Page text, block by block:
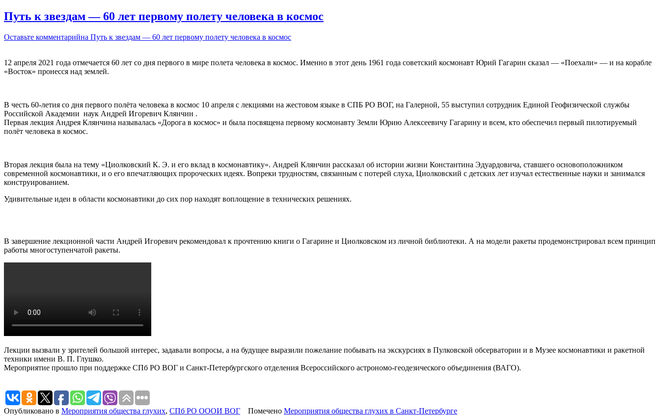
Путь к звездам — 60 лет первому полету человека в космос
Оставьте комментарийна Путь к звездам — 60 лет первому полету человека в космос
12 апреля 2021 года отмечается 60 лет со дня первого в мире полета человека в космос. Именно в этот день 1961 года советский космонавт Юрий Гагарин сказал — «Поехали» — и на корабле
«Восток» пронесся над землей.
В честь 60-летия со дня первого полёта человека в космос 10 апреля с лекциями на жестовом языке в СПБ РО ВОГ, на Галерной, 55 выступил сотрудник Единой Геофизической службы
Российской Академии наук Андрей Игоревич Клянчин .
Первая лекция Андрея Клянчина называлась «Дорога в космос» и была посвящена первому космонавту Земли Юрию Алексеевичу Гагарину и всем, кто обеспечил первый пилотируемый
полëт человека в космос.
Вторая лекция была на тему «Циолковский К. Э. и его вклад в космонавтику». Андрей Клянчин рассказал об истории жизни Константина Эдуардовича, ставшего основоположником
современной космонавтики, и о его впечатляющих пророческих идеях. Вопреки трудностям, связанным с потерей слуха, Циолковский с детских лет изучал естественные науки и занимался
конструированием.
Удивительные идеи в области космонавтики до сих пор находят воплощение в технических решениях.
В завершение лекционной части Андрей Игоревич рекомендовал к прочтению книги о Гагарине и Циолковском из личной библиотеки. А на модели ракеты продемонстрировал всем принцип
работы многоступенчатой ракеты.
Лекции вызвали у зрителей большой интерес, задавали вопросы, а на будущее выразили пожелание побывать на экскурсиях в Пулковской обсерватории и в Музее космонавтики и ракетной
техники имени В. П. Глушко.
Мероприятие прошло при поддержке СПб РО ВОГ и Санкт-Петербургского отделения Всероссийского астрономо-геодезического объединения (ВАГО).
Опубликовано в Мероприятия общества глухих, СПб РО ОООИ ВОГ Помечено Мероприятия общества глухих в Санкт-Петербурге